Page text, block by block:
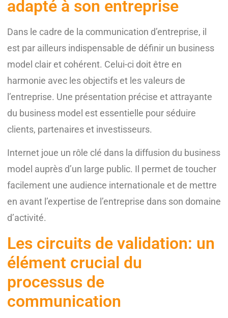
adapté à son entreprise
Dans le cadre de la communication d’entreprise, il
est par ailleurs indispensable de définir un business
model clair et cohérent. Celui-ci doit être en
harmonie avec les objectifs et les valeurs de
l’entreprise. Une présentation précise et attrayante
du business model est essentielle pour séduire
clients, partenaires et investisseurs.
Internet joue un rôle clé dans la diffusion du business
model auprès d’un large public. Il permet de toucher
facilement une audience internationale et de mettre
en avant l’expertise de l’entreprise dans son domaine
d’activité.
Les circuits de validation: un
élément crucial du
processus de
communication